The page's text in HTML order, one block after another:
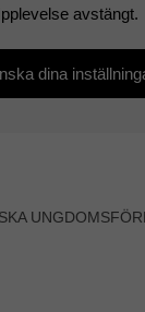
avstängt.
dina